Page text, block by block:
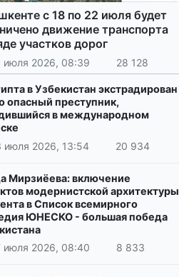
с 18 по 22 июля будет
движение транспорта
участков дорог
июля 2026, 08:39 28 128
в Узбекистан экстрадирован
опасный преступник,
в международном
июля 2026, 13:54
20 934
Мирзиёева: включение
модернистской архитектуры
в Список всемирного
ЮНЕСКО - большая победа
июля 2026, 08:40
8 833